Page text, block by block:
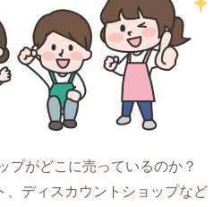
プがどこに売っているのか？
、ディスカウントショップなど